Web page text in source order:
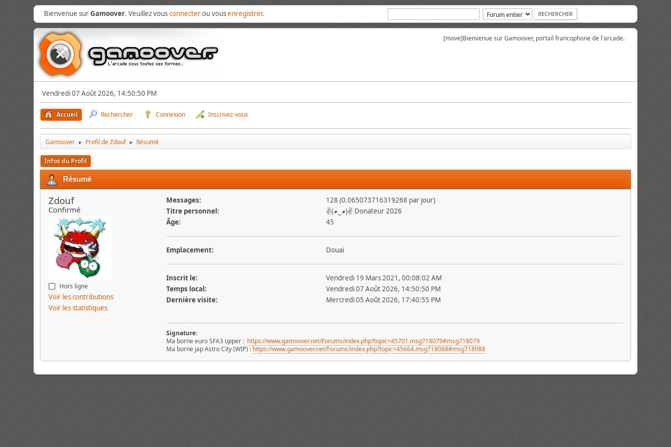
Bienvenue surGamoover. Veuillez vousconnecterou vousenregistrer.
[move]Bienvenue sur Gamoover, portail francophone de l'arcade.
Vendredi 07 Août 2026, 14:50:50 PM
Accueil Rechercher Connexion Inscrivez-vous
Gamoover ► Profil de Zdouf ► Résumé
Infos du Profil
Résumé
Zdouf
Confirmé
Hors ligne
Voir les contributions
Voir les statistiques
Messages:
128 (0.065073716319268 par jour)
Titre personnel:
✌(◕‿◕)✌ Donateur 2026
Âge:
45
Emplacement: Douai
Inscrit le:
Vendredi 19 Mars 2021, 00:08:02 AM
Temps local:
Vendredi 07 Août 2026, 14:50:50 PM
Dernière visite:
Mercredi 05 Août 2026, 17:40:55 PM
Signature:
Ma borne euro SFA3 upper : https://www.gamoover.net/Forums/index.php?topic=45701.msg718079#msg718079
Ma borne jap Astro City (WIP) : https://www.gamoover.net/Forums/index.php?topic=45664.msg718088#msg718088